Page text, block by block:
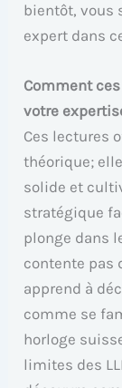
bientôt, vous
expert dans
Comment
votre
Ces lectures
théorique;
solide et
stratégique
plonge dans
contente pas
apprend à
comme se
horloge
limites des